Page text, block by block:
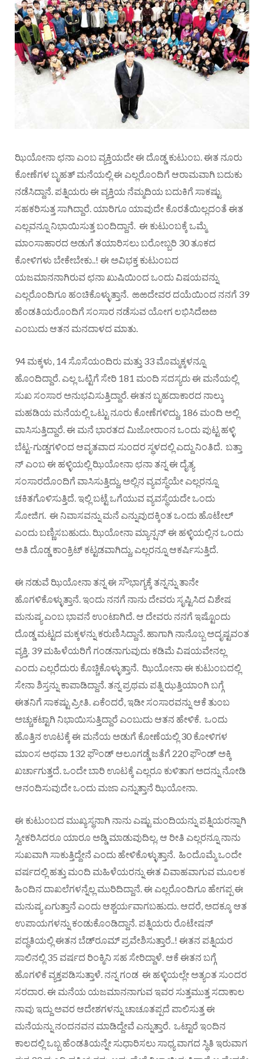
ಝಿಯೋನಾ ಛನಾ ಎಂಬ ವ್ಯಕ್ತಿಯದೇ ಈ ದೊಡ್ಡ ಕುಟುಂಬ. ಈತ ನೂರು
ಕೋಣೆಗಳ ಬೃಹತ್ ಮನೆಯಲ್ಲಿ ಈ ಎಲ್ಲರೊಂದಿಗೆ ಆರಾಮವಾಗಿ ಬದುಕು
ನಡೆಸಿದ್ದಾನೆ. ಪತ್ನಿಯರು ಈ ವ್ಯಕ್ತಿಯ ನೆಮ್ಮದಿಯ ಬದುಕಿಗೆ ಸಾಕಷ್ಟು
ಸಹಕರಿಸುತ್ತ ಸಾಗಿದ್ದಾರೆ. ಯಾರಿಗೂ ಯಾವುದೇ ಕೊರತೆಯಿಲ್ಲದಂತೆ ಈತ
ಎಲ್ಲವನ್ನೂ ನಿಭಾಯಿಸುತ್ತ ಬಂದಿದ್ದಾನೆ. ಈ ಕುಟುಂಬಕ್ಕೆ ಒಮ್ಮೆ
ಮಾಂಸಾಹಾರದ ಅಡುಗೆ ತಯಾರಿಸಲು ಬರೋಬ್ಬರಿ 30 ತೂಕದ
ಕೋಳಿಗಳು ಬೇಕೇಬೇಕು..! ಈ ಅವಿಭಕ್ತ ಕುಟುಂಬದ
ಯಜಮಾನನಾಗಿರುವ ಛನಾ ಖುಷಿಯಿಂದ ಒಂದು ವಿಷಯವನ್ನು
ಎಲ್ಲರೊಂದಿಗೂ ಹಂಚಿಕೊಳ್ಳುತ್ತಾನೆ. ಱಱದೇವರ ದಯೆಯಿಂದ ನನಗೆ 39
ಹೆಂಡತಿಯರೊಂದಿಗೆ ಸಂಸಾರ ನಡೆಸುವ ಯೋಗ ಲಭಿಸಿದೆೞೞ
ಎಂಬುದು ಆತನ ಮನದಾಳದ ಮಾತು.
94 ಮಕ್ಕಳು, 14 ಸೊಸೆಯಂದಿರು ಮತ್ತು 33 ಮೊಮ್ಮಕ್ಕಳನ್ನೂ
ಹೊಂದಿದ್ದಾರೆ. ಎಲ್ಲ ಒಟ್ಟಿಗೆ ಸೇರಿ 181 ಮಂದಿ ಸದಸ್ಯರು ಈ ಮನೆಯಲ್ಲಿ
ಸುಖ ಸಂಸಾರ ಅನುಭವಿಸುತ್ತಿದ್ದಾರೆ. ಈತನ ಬೃಹದಾಕಾರದ ನಾಲ್ಕು
ಮಹಡಿಯ ಮನೆಯಲ್ಲಿ ಒಟ್ಟು ನೂರು ಕೋಣೆಗಳಿದ್ದು, 186 ಮಂದಿ ಅಲ್ಲಿ
ವಾಸಿಸುತ್ತಿದ್ದಾರೆ. ಈ ಮನೆ ಭಾರತದ ಮಿಜೋರಾಂನ ಒಂದು ಪುಟ್ಟ ಹಳ್ಳಿ
ಬೆಟ್ಟ-ಗುಡ್ಡಗಳಿಂದ ಆವೃತವಾದ ಸುಂದರ ಸ್ಥಳದಲ್ಲಿ ಎದ್ದು ನಿಂತಿದೆ. ಬತ್ತಾ
ನ್ ಎಂಬ ಈ ಹಳ್ಳಿಯಲ್ಲಿ ಝಿಯೋನಾ ಛನಾ ತನ್ನ ಈ ದೈತ್ಯ
ಸಂಸಾರದೊಂದಿಗೆ ವಾಸಿಸುತ್ತಿದ್ದು, ಅಲ್ಲಿನ ವ್ಯವಸ್ಥೆಯೇ ಎಲ್ಲರನ್ನೂ
ಚಕಿತಗೊಳಿಸುತ್ತಿದೆ. ಇಲ್ಲಿ ಬಟ್ಟೆ ಒಗೆಯುವ ವ್ಯವಸ್ಥೆಯದೇ ಒಂದು
ಸೋಜಿಗ. ಈ ನಿವಾಸವನ್ನು ಮನೆ ಎನ್ನುವುದಕ್ಕಿಂತ ಒಂದು ಹೊಟೇಲ್
ಎಂದು ಬಣ್ಣಿಸಬಹುದು. ಝಿಯೋನಾ ಮ್ಯಾನ್ಷನ್ ಈ ಹಳ್ಳಿಯಲ್ಲಿನ ಒಂದು
ಅತಿ ದೊಡ್ಡ ಕಾಂಕ್ರಿಟ್ ಕಟ್ಟಡವಾಗಿದ್ದು, ಎಲ್ಲರನ್ನೂ ಆಕರ್ಷಿಸುತ್ತಿದೆ.
ಈ ನಡುವೆ ಝಿಯೋನಾ ತನ್ನ ಈ ಸೌಭಾಗ್ಯಕ್ಕೆ ತನ್ನನ್ನು ತಾನೇ
ಹೊಗಳಿಕೊಳ್ಳುತ್ತಾನೆ. ಇಂದು ನನಗೆ ನಾನು ದೇವರು ಸೃಷ್ಟಿಸಿದ ವಿಶೇಷ
ಮನುಷ್ಯ ಎಂಬ ಭಾವನೆ ಉಂಟಾಗಿದೆ. ಆ ದೇವರು ನನಗೆ ಇಷ್ಟೊಂದು
ದೊಡ್ಡ ಮಟ್ಟದ ಮಕ್ಕಳನ್ನು ಕರುಣಿಸಿದ್ದಾನೆ. ಹಾಗಾಗಿ ನಾನೊಬ್ಬ ಅದೃಷ್ಟವಂತ
ವ್ಯಕ್ತಿ. 39 ಮಹಿಳೆಯರಿಗೆ ಗಂಡನಾಗುವುದು ಕಡಿಮೆ ವಿಷಯವೇನಲ್ಲ
ಎಂದು ಎಲ್ಲರೆದುರು ಕೊಚ್ಚಿಕೊಳ್ಳುತ್ತಾನೆ. ಝಿಯೋನಾ ಈ ಕುಟುಂಬದಲ್ಲಿ
ಸೇನಾ ಶಿಸ್ತನ್ನು ಕಾಪಾಡಿದ್ದಾನೆ. ತನ್ನ ಪ್ರಥಮ ಪತ್ನಿ ಝತ್ತಿಯಾಂಗಿ ಬಗ್ಗೆ
ಈತನಿಗೆ ಸಾಕಷ್ಟು ಪ್ರೀತಿ. ಏಕೆಂದರೆ, ಇಡೀ ಸಂಸಾರವನ್ನು ಆಕೆ ತುಂಬ
ಅಚ್ಚುಕಟ್ಟಾಗಿ ನಿಭಾಯಿಸುತ್ತಿದ್ದಾರೆ ಎಂಬುದು ಆತನ ಹೇಳಿಕೆ. ಒಂದು
ಹೊತ್ತಿನ ಊಟಕ್ಕೆ ಈ ಮನೆಯ ಅಡುಗೆ ಕೋಣೆಯಲ್ಲಿ 30 ಕೋಳಿಗಳ
ಮಾಂಸ ಅಥವಾ 132 ಫೌಂಡ್ ಆಲೂಗಡ್ಡೆ ಜತೆಗೆ 220 ಫೌಂಡ್ ಅಕ್ಕಿ
ಖರ್ಚಾಗುತ್ತದೆ. ಒಂದೇ ಬಾರಿ ಊಟಕ್ಕೆ ಎಲ್ಲರೂ ಕುಳಿತಾಗ ಅದನ್ನು ನೋಡಿ
ಆನಂದಿಸುವುದೇ ಒಂದು ಮಜಾ ಎನ್ನುತ್ತಾನೆ ಝಿಯೋನಾ.
ಈ ಕುಟುಂಬದ ಮುಖ್ಯಸ್ಥನಾಗಿ ನಾನು ಎಷ್ಟು ಮಂದಿಯನ್ನು ಪತ್ನಿಯರನ್ನಾಗಿ
ಸ್ವೀಕರಿಸಿದರೂ ಯಾರೂ ಅಡ್ಡಿ ಮಾಡುವುದಿಲ್ಲ. ಆ ರೀತಿ ಎಲ್ಲರನ್ನೂ ನಾನು
ಸುಖವಾಗಿ ಸಾಕುತ್ತಿದ್ದೇನೆ ಎಂದು ಹೇಳಿಕೊಳ್ಳುತ್ತಾನೆ. ಹಿಂದೊಮ್ಮೆ ಒಂದೇ
ವರ್ಷದಲ್ಲಿ ಹತ್ತು ಮಂದಿ ಮಹಿಳೆಯರನ್ನು ಈತ ವಿವಾಹವಾಗುವ ಮೂಲಕ
ಹಿಂದಿನ ದಾಖಲೆಗಳನ್ನೆಲ್ಲ ಮುರಿದಿದ್ದಾನೆ. ಈ ಎಲ್ಲರೊಂದಿಗೂ ಹೇಗಪ್ಪ ಈ
ಮನುಷ್ಯ ಏಗುತ್ತಾನೆ ಎಂದು ಆಶ್ಚರ್ಯವಾಗಬಹುದು. ಆದರೆ, ಅದಕ್ಕೂ ಆತ
ಉಪಾಯಗಳನ್ನು ಕಂಡುಕೊಂಡಿದ್ದಾನೆ. ಪತ್ನಿಯರು ರೊಟೇಷನ್
ಪದ್ಧತಿಯಲ್ಲಿ ಈತನ ಬೆಡ್‌ರೂಮ್ ಪ್ರವೇಶಿಸುತ್ತಾರೆ..! ಈತನ ಪತ್ನಿಯರ
ಸಾಲಿನಲ್ಲಿ 35 ವರ್ಷದ ರಿಂಕ್ಮಿನಿ ಸಹ ಸೇರಿದ್ದಾಳೆ. ಆಕೆ ಈತನ ಬಗ್ಗೆ
ಹೊಗಳಿಕೆ ವ್ಯಕ್ತಪಡಿಸುತ್ತಾಳೆ. ನನ್ನ ಗಂಡ ಈ ಹಳ್ಳಿಯಲ್ಲೇ ಅತ್ಯಂತ ಸುಂದರ
ಸರದಾರ. ಈ ಮನೆಯ ಯಜಮಾನನಾಗುವ ಇವರ ಸುತ್ತಮುತ್ತ ಸದಾಕಾಲ
ನಾವು ಇದ್ದು ಅವರ ಆದೇಶಗಳನ್ನು ಚಾಚೂತಪ್ಪದೆ ಪಾಲಿಸುತ್ತ ಈ
ಮನೆಯನ್ನು ನಂದನವನ ಮಾಡಿದ್ದೇವೆ ಎನ್ನುತ್ತಾರೆ. ಒಟ್ಟಾರೆ ಇಂದಿನ
ಕಾಲದಲ್ಲಿ ಒಬ್ಬ ಹೆಂಡತಿಯನ್ನೇ ಸುಧಾರಿಸಲು ಸಾಧ್ಯ ವಾಗದ ಸ್ಥಿತಿ ಇರುವಾಗ